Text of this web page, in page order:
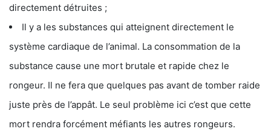
directement détruites ;
Il y a les substances qui atteignent directement le
système cardiaque de l’animal. La consommation de la
substance cause une mort brutale et rapide chez le
rongeur. Il ne fera que quelques pas avant de tomber raide
juste près de l’appât. Le seul problème ici c’est que cette
mort rendra forcément méfiants les autres rongeurs.